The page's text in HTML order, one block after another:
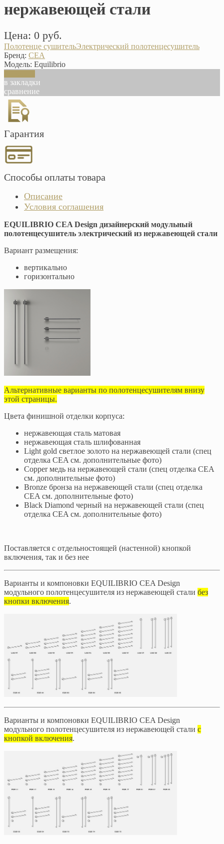
нержавеющей стали
Цена: 0 руб.
Полотенце сушительЭлектрический полотенцесушитель
Бренд: CEA
Модель: Equilibrio
в закладки
сравнение
Гарантия
Способы оплаты товара
Описание
Условия соглашения
EQUILIBRIO CEA Design дизайнерский модульный
полотенцесушитель электрический из нержавеющей стали
Вариант размещения:
вертикально
горизонтально
Альтернативные варианты по полотенцесушителям внизу
этой страницы.
Цвета финишной отделки корпуса:
нержавеющая сталь матовая
нержавеющая сталь шлифованная
Light gold светлое золото на нержавеющей стали (спец
отделка CEA см. дополнительные фото)
Copper медь на нержавеющей стали (спец отделка CEA
см. дополнительные фото)
Bronze бронза на нержавеющей стали (спец отделка
CEA см. дополнительные фото)
Black Diamond черный на нержавеющей стали (спец
отделка CEA см. дополнительные фото)
Поставляется с отдельностоящей (настенной) кнопкой
включения, так и без нее
Варианты и компоновки EQUILIBRIO CEA Design
модульного полотенцесушителя из нержавеющей стали без
кнопки включения.
Варианты и компоновки EQUILIBRIO CEA Design
модульного полотенцесушителя из нержавеющей стали с
кнопкой включения.